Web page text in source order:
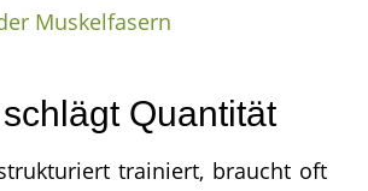
Muskelfasern
Quantität
trainiert, braucht oft